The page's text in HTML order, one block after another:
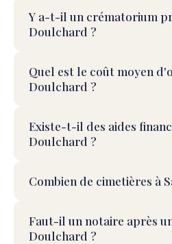
Y a-t-il un crématorium
Doulchard ?
Quel est le coût moyen
Doulchard ?
Existe-t-il des aides
Doulchard ?
Combien de cimetières à
Faut-il un notaire après
Doulchard ?